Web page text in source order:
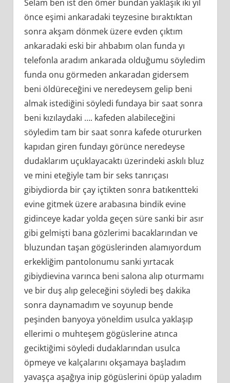
Selam ben ist den ömer bundan yaklaşık iki yıl
önce eşimi ankaradaki teyzesine bıraktıktan
sonra akşam dönmek üzere evden çıktım
ankaradaki eski bir ahbabım olan funda yı
telefonla aradım ankarada olduğumu söyledim
funda onu görmeden ankaradan gidersem
beni öldüreceğini ve neredeysem gelip beni
almak istediğini söyledi fundaya bir saat sonra
beni kızılaydaki …. kafeden alabileceğini
söyledim tam bir saat sonra kafede otururken
kapıdan giren fundayı görünce neredeyse
dudaklarım uçuklayacaktı üzerindeki askılı bluz
ve mini eteğiyle tam bir seks tanrıçası
gibiydiorda bir çay içtikten sonra batıkentteki
evine gitmek üzere arabasına bindik evine
gidinceye kadar yolda geçen süre sanki bir asır
gibi gelmişti bana gözlerimi bacaklarından ve
bluzundan taşan gögüslerinden alamıyordum
erkekliğim pantolonumu sanki yırtacak
gibiydievina varınca beni salona alıp oturmamı
ve bir duş alıp geleceğini söyledi beş dakika
sonra daynamadım ve soyunup bende
peşinden banyoya yöneldim usulca yaklaşıp
ellerimi o muhteşem gögüslerine atınca
geciktiğimi söyledi dudaklarından usulca
öpmeye ve kalçalarını okşamaya başladım
yavaşça aşağıya inip gögüslerini öpüp yaladım